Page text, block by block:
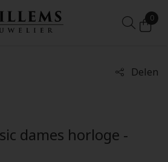
0
Delen
dames horloge -